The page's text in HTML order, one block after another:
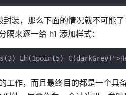
装，那么下面的情况就不可能
来逐一给 h1 添加样式：
Lh(1point5)
工作，而且最终目的都是一个具